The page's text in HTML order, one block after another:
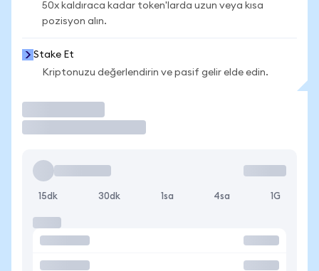
50x kaldıraca kadar token'larda uzun veya kısa
pozisyon alın.
Stake Et
Kriptonuzu değerlendirin ve pasif gelir elde edin.
15dk 30dk 1sa 4sa 1G